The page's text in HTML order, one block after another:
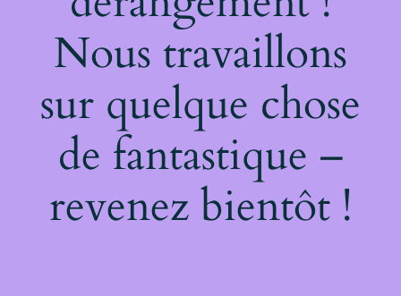
Nous travaillons
sur quelque chose
de fantastique –
revenez bientôt !